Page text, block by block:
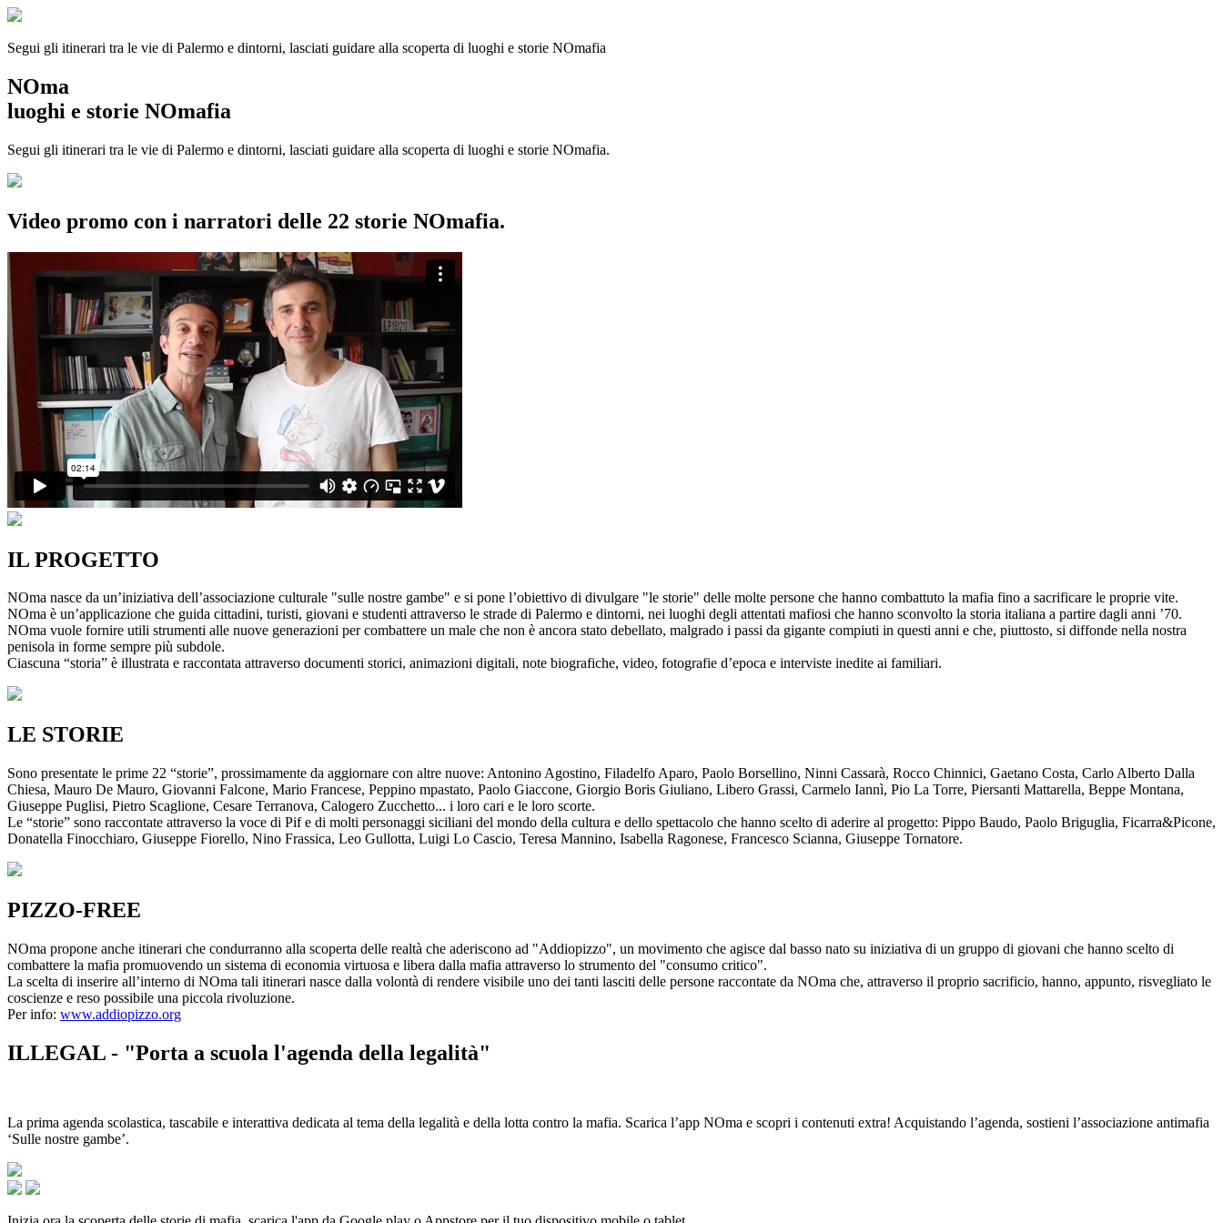
Segui gli itinerari tra le vie di Palermo e dintorni, lasciati guidare alla scoperta di luoghi e storie NOmafia
NOma
luoghi e storie NOmafia
Segui gli itinerari tra le vie di Palermo e dintorni, lasciati guidare alla scoperta di luoghi e storie NOmafia.
Video promo con i narratori delle 22 storie NOmafia.
IL PROGETTO
NOma nasce da un’iniziativa dell’associazione culturale "sulle nostre gambe" e si pone l’obiettivo di divulgare "le storie" delle molte persone che hanno combattuto la mafia fino a sacrificare le proprie vite.
NOma è un’applicazione che guida cittadini, turisti, giovani e studenti attraverso le strade di Palermo e dintorni, nei luoghi degli attentati mafiosi che hanno sconvolto la storia italiana a partire dagli anni ’70.
NOma vuole fornire utili strumenti alle nuove generazioni per combattere un male che non è ancora stato debellato, malgrado i passi da gigante compiuti in questi anni e che, piuttosto, si diffonde nella nostra
penisola in forme sempre più subdole.
Ciascuna “storia” è illustrata e raccontata attraverso documenti storici, animazioni digitali, note biografiche, video, fotografie d’epoca e interviste inedite ai familiari.
LE STORIE
Sono presentate le prime 22 “storie”, prossimamente da aggiornare con altre nuove: Antonino Agostino, Filadelfo Aparo, Paolo Borsellino, Ninni Cassarà, Rocco Chinnici, Gaetano Costa, Carlo Alberto Dalla
Chiesa, Mauro De Mauro, Giovanni Falcone, Mario Francese, Peppino mpastato, Paolo Giaccone, Giorgio Boris Giuliano, Libero Grassi, Carmelo Iannì, Pio La Torre, Piersanti Mattarella, Beppe Montana,
Giuseppe Puglisi, Pietro Scaglione, Cesare Terranova, Calogero Zucchetto... i loro cari e le loro scorte.
Le “storie” sono raccontate attraverso la voce di Pif e di molti personaggi siciliani del mondo della cultura e dello spettacolo che hanno scelto di aderire al progetto: Pippo Baudo, Paolo Briguglia, Ficarra&Picone,
Donatella Finocchiaro, Giuseppe Fiorello, Nino Frassica, Leo Gullotta, Luigi Lo Cascio, Teresa Mannino, Isabella Ragonese, Francesco Scianna, Giuseppe Tornatore.
PIZZO-FREE
NOma propone anche itinerari che condurranno alla scoperta delle realtà che aderiscono ad "Addiopizzo", un movimento che agisce dal basso nato su iniziativa di un gruppo di giovani che hanno scelto di
combattere la mafia promuovendo un sistema di economia virtuosa e libera dalla mafia attraverso lo strumento del "consumo critico".
La scelta di inserire all’interno di NOma tali itinerari nasce dalla volontà di rendere visibile uno dei tanti lasciti delle persone raccontate da NOma che, attraverso il proprio sacrificio, hanno, appunto, risvegliato le
coscienze e reso possibile una piccola rivoluzione.
Per info: www.addiopizzo.org
ILLEGAL - "Porta a scuola l'agenda della legalità"
La prima agenda scolastica, tascabile e interattiva dedicata al tema della legalità e della lotta contro la mafia. Scarica l’app NOma e scopri i contenuti extra! Acquistando l’agenda, sostieni l’associazione antimafia
‘Sulle nostre gambe’.